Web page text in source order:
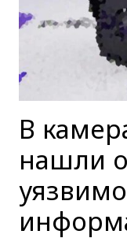
В
нашли